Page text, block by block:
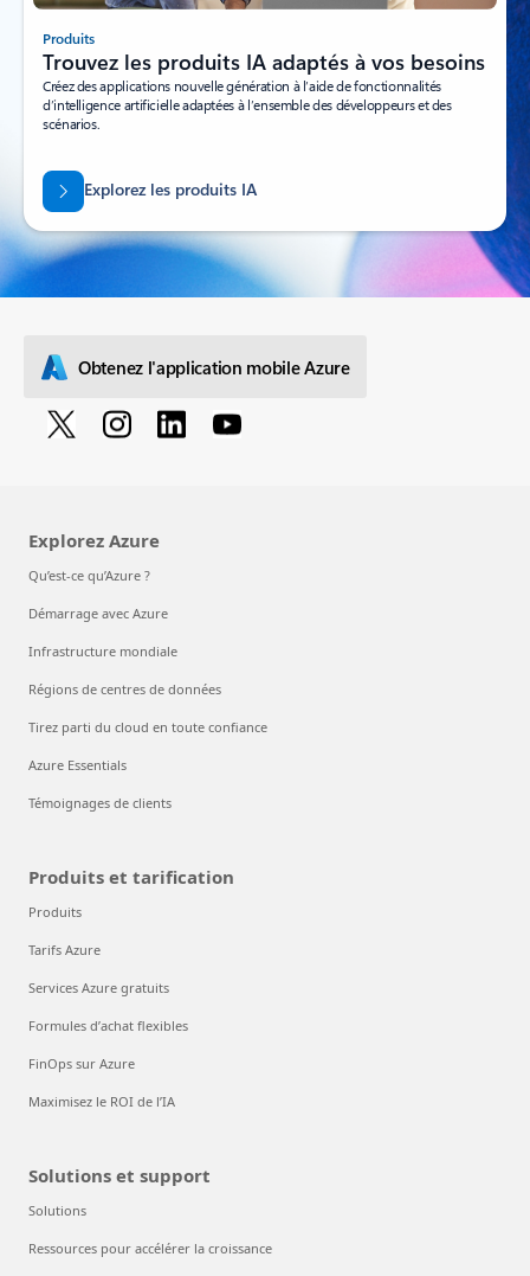
Produits
Trouvez les produits IA adaptés à vos besoins
Créez des applications nouvelle génération à l’aide de fonctionnalités
d’intelligence artificielle adaptées à l’ensemble des développeurs et des
scénarios.
Explorez les produits IA
Obtenez l'application mobile Azure
Explorez Azure
Qu’est-ce qu’Azure ?
Démarrage avec Azure
Infrastructure mondiale
Régions de centres de données
Tirez parti du cloud en toute confiance
Azure Essentials
Témoignages de clients
Produits et tarification
Produits
Tarifs Azure
Services Azure gratuits
Formules d’achat flexibles
FinOps sur Azure
Maximisez le ROI de l’IA
Solutions et support
Solutions
Ressources pour accélérer la croissance